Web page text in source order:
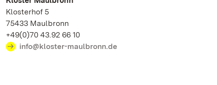
Klosterhof 5
75433 Maulbronn
+49(0)70 43.92 66 10
info@kloster-maulbronn.de